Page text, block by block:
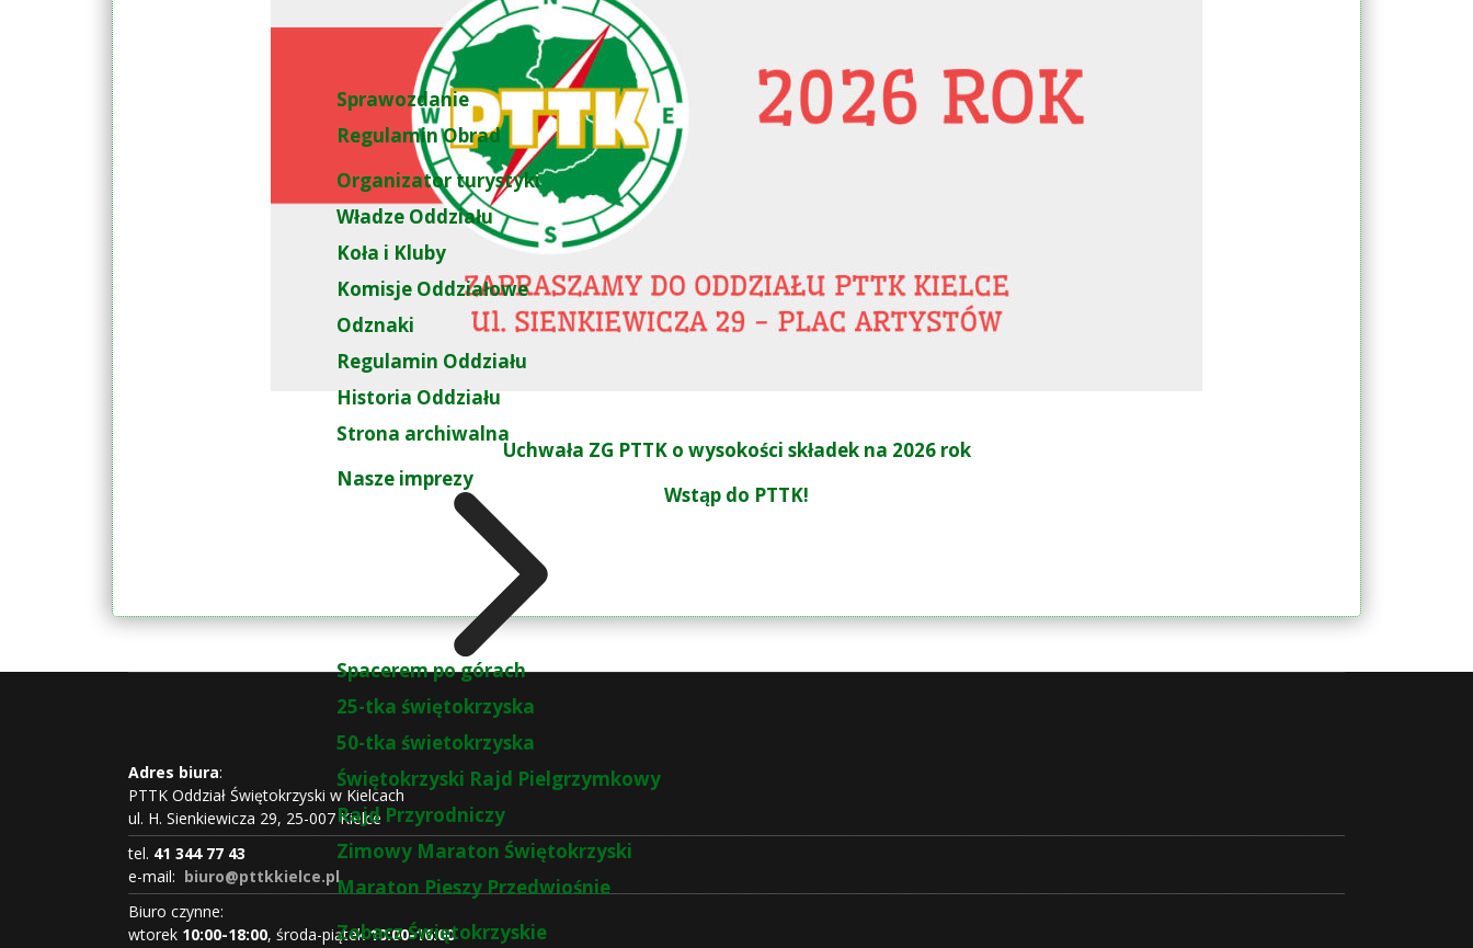
Sprawozdanie
Regulamin Obrad
Organizator turystyki
Władze Oddziału
Koła i Kluby
Komisje Oddziałowe
Odznaki
Regulamin Oddziału
Historia Oddziału
Strona archiwalna
Nasze imprezy
Spacerem po górach
25-tka świętokrzyska
50-tka świetokrzyska
Świętokrzyski Rajd Pielgrzymkowy
Rajd Przyrodniczy
Zimowy Maraton Świętokrzyski
Maraton Pieszy Przedwiośnie
Zobacz Świętokrzyskie
Uchwała ZG PTTK o wysokości składek na 2026 rok
Wstąp do PTTK!
Adres biura:
PTTK Oddział Świętokrzyski w Kielcach
ul. H. Sienkiewicza 29, 25-007 Kielce
tel. 41 344 77 43
e-mail: biuro@pttkkielce.pl
Biuro czynne:
wtorek 10:00-18:00, środa-piątek10:00-16:00